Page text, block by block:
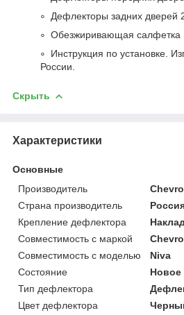
Дефлекторы задних дверей
Обезжиривающая салфетка
Инструкция по установке.
России.
Скрыть
Характеристики
Основные
Производитель
Страна производитель
Крепление дефлектора
Совместимость с маркой
Совместимость с моделью
Niva
Состояние
Новое
Тип дефлектора
Цвет дефлектора